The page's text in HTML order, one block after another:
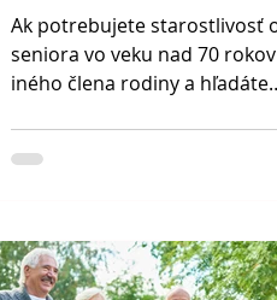
rodiča nad 70 rokov
Ak potrebujete starostlivosť o
seniora vo veku nad 70
iného člena rodiny a hľadáte
zabezpečiť kvalitnú
opatrovanie člena rodiny,
agentúry aj súkromné